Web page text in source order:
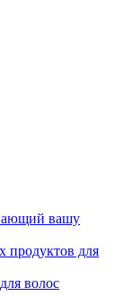
вашу
продуктов для
волос